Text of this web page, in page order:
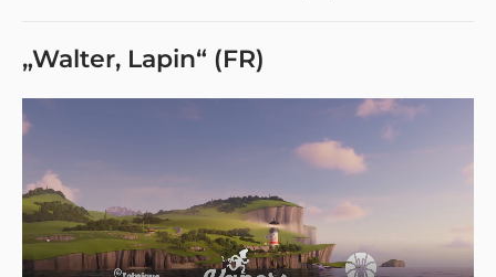
„Walter, Lapin“ (FR)